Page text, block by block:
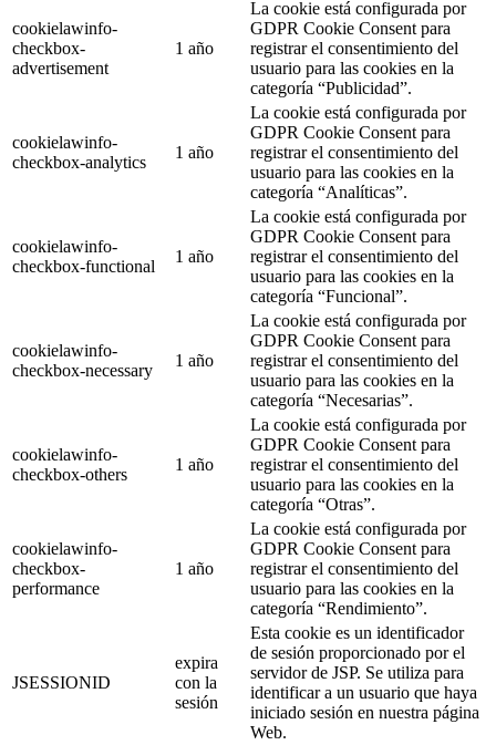
cookielawinfo-
checkbox-
advertisement
1 año
La cookie está configurada por
GDPR Cookie Consent para
registrar el consentimiento del
usuario para las cookies en la
categoría “Publicidad”.
cookielawinfo-
checkbox-analytics
1 año
La cookie está configurada por
GDPR Cookie Consent para
registrar el consentimiento del
usuario para las cookies en la
categoría “Analíticas”.
cookielawinfo-
checkbox-functional
1 año
La cookie está configurada por
GDPR Cookie Consent para
registrar el consentimiento del
usuario para las cookies en la
categoría “Funcional”.
cookielawinfo-
checkbox-necessary
1 año
La cookie está configurada por
GDPR Cookie Consent para
registrar el consentimiento del
usuario para las cookies en la
categoría “Necesarias”.
cookielawinfo-
checkbox-others
1 año
La cookie está configurada por
GDPR Cookie Consent para
registrar el consentimiento del
usuario para las cookies en la
categoría “Otras”.
cookielawinfo-
checkbox-
performance
1 año
La cookie está configurada por
GDPR Cookie Consent para
registrar el consentimiento del
usuario para las cookies en la
categoría “Rendimiento”.
JSESSIONID
expira
con la
sesión
Esta cookie es un identificador
de sesión proporcionado por el
servidor de JSP. Se utiliza para
identificar a un usuario que haya
iniciado sesión en nuestra página
Web.